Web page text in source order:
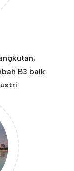
B3 baik